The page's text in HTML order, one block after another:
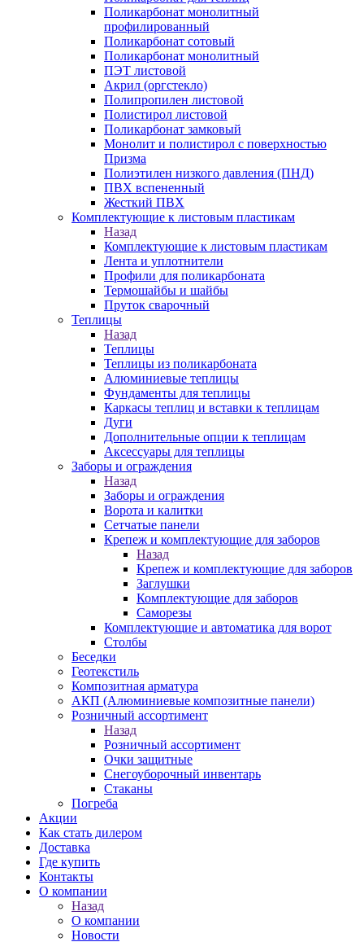
Поликарбонат монолитный
профилированный
Поликарбонат сотовый
Поликарбонат монолитный
ПЭТ листовой
Акрил (оргстекло)
Полипропилен листовой
Полистирол листовой
Поликарбонат замковый
Монолит и полистирол с поверхностью
Призма
Полиэтилен низкого давления (ПНД)
ПВХ вспененный
Жесткий ПВХ
Комплектующие к листовым пластикам
Назад
Комплектующие к листовым пластикам
Лента и уплотнители
Профили для поликарбоната
Термошайбы и шайбы
Пруток сварочный
Теплицы
Назад
Теплицы
Теплицы из поликарбоната
Алюминиевые теплицы
Фундаменты для теплицы
Каркасы теплиц и вставки к теплицам
Дуги
Дополнительные опции к теплицам
Аксессуары для теплицы
Заборы и ограждения
Назад
Заборы и ограждения
Ворота и калитки
Сетчатые панели
Крепеж и комплектующие для заборов
Назад
Крепеж и комплектующие для заборов
Заглушки
Комплектующие для заборов
Саморезы
Комплектующие и автоматика для ворот
Столбы
Беседки
Геотекстиль
Композитная арматура
АКП (Алюминиевые композитные панели)
Розничный ассортимент
Назад
Розничный ассортимент
Очки защитные
Снегоуборочный инвентарь
Стаканы
Погреба
Акции
Как стать дилером
Доставка
Где купить
Контакты
О компании
Назад
О компании
Новости